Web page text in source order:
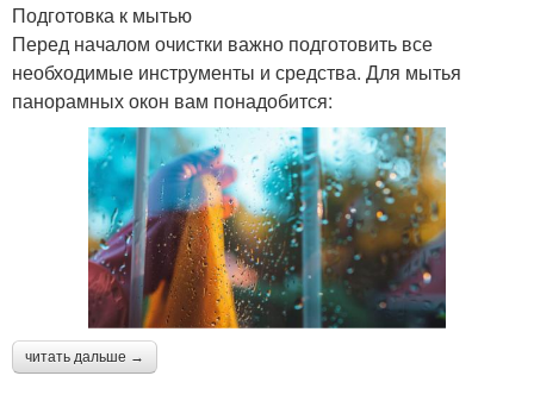
Подготовка к мытью
Перед началом очистки важно подготовить все
необходимые инструменты и средства. Для мытья
панорамных окон вам понадобится:
читать дальше →